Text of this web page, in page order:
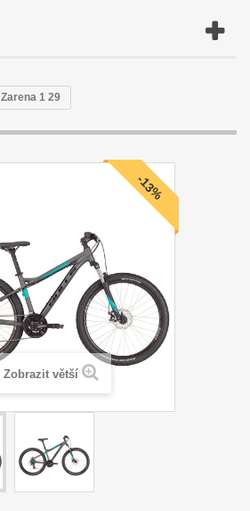
Zarena 1 29
-13%
Zobrazit větší